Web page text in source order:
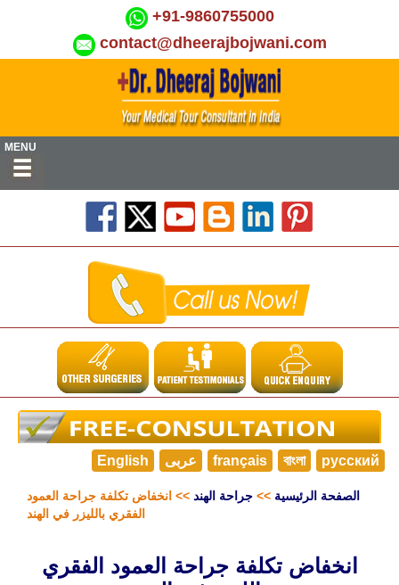
+91-9860755000
contact@dheerajbojwani.com
MENU
English عربى français বাংলা русский
الصفحة الرئيسية >> جراحة الهند >> انخفاض تكلفة جراحة العمود
الفقري بالليزر في الهند
انخفاض تكلفة جراحة العمود الفقري